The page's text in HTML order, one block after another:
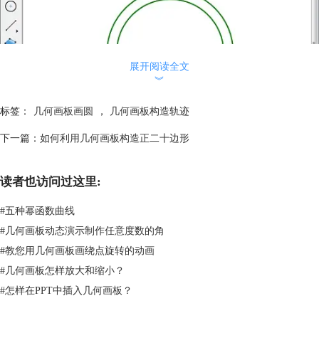
的半径，半径与小圆交于点B。选中点A与点B，选择“构造”——“线段”构
造出线段AB。
展开阅读全文
︾
标签： 几何画板画圆 ， 几何画板构造轨迹
下一篇： 如何利用几何画板构造正二十边形
读者也访问过这里:
#五种幂函数曲线
#几何画板动态演示制作任意度数的角
#教您用几何画板画绕点旋转的动画
#几何画板怎样放大和缩小？
#怎样在PPT中插入几何画板？